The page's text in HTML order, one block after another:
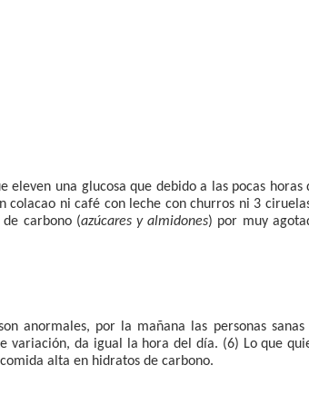
una glucosa que debido a las pocas horas
ni café con leche con churros ni 3
carbono (azúcares y almidones) por muy
anormales, por la mañana las personas sanas
variación, da igual la hora del día. (6) Lo que
alta en hidratos de carbono.